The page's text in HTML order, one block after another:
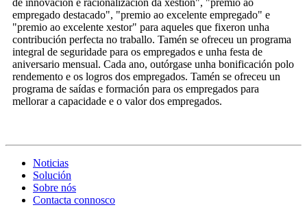
empregado destacado", "premio ao excelente empregado" e
"premio ao excelente xestor" para aqueles que fixeron unha
contribución perfecta no traballo. Tamén se ofreceu un programa
integral de seguridade para os empregados e unha festa de
aniversario mensual. Cada ano, outórgase unha bonificación polo
rendemento e os logros dos empregados. Tamén se ofreceu un
programa de saídas e formación para os empregados para
mellorar a capacidade e o valor dos empregados.
Noticias
Solución
Sobre nós
Contacta connosco